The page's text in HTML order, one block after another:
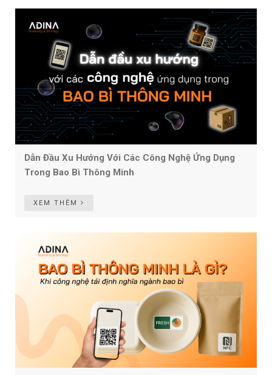
Dẫn Đầu Xu Hướng Với Các Công Nghệ Ứng Dụng
Trong Bao Bì Thông Minh
XEM THÊM